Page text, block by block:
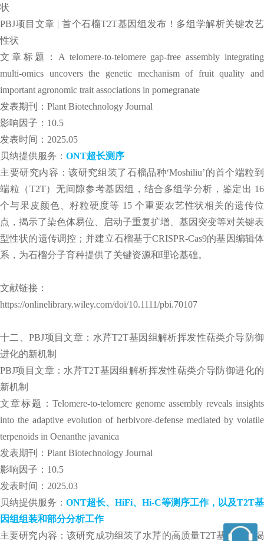
状
PBJ项目文章 | 首个石榴T2T基因组发布！多组学解析关键农艺
性状
文章标题：A telomere-to-telomere gap-free assembly integrating
multi-omics uncovers the genetic mechanism of fruit quality and
important agronomic trait associations in pomegranate
发表期刊：Plant Biotechnology Journal
影响因子：10.5
发表时间：2025.05
贝纳提供服务： ONT超长测序
主要研究内容：该研究组装了石榴品种‘Moshiliu’的首个端粒到
端粒（T2T）无间隙参考基因组，结合多组学分析，鉴定出 16
个与果皮颜色、籽粒硬度等 15 个重要农艺性状相关的遗传位
点，揭示了染色体易位、启动子重复扩增、基因突变等对关键表
型性状的遗传调控；并建立石榴基于CRISPR-Cas9的基因编辑体
系，为石榴分子育种提供了关键资源和理论基础。
文献链接：
https://onlinelibrary.wiley.com/doi/10.1111/pbi.70107
十二、PBJ项目文章：水芹T2T基因组解析挥发性萜类介导防御
进化的新机制
PBJ项目文章：水芹T2T基因组解析挥发性萜类介导防御进化的
新机制
文章标题：Telomere-to-telomere genome assembly reveals insights
into the adaptive evolution of herbivore-defense mediated by volatile
terpenoids in Oenanthe javanica
发表期刊：Plant Biotechnology Journal
影响因子：10.5
发表时间：2025.03
贝纳提供服务： ONT超长、HiFi、Hi-C等测序工作，以及T2T基
因组组装和部分分析工作
主要研究内容：该研究成功组装了水芹的高质量T2T基因组，揭